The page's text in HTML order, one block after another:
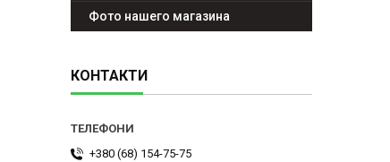
Фото нашего магазина
КОНТАКТИ
+380 (68) 154-75-75